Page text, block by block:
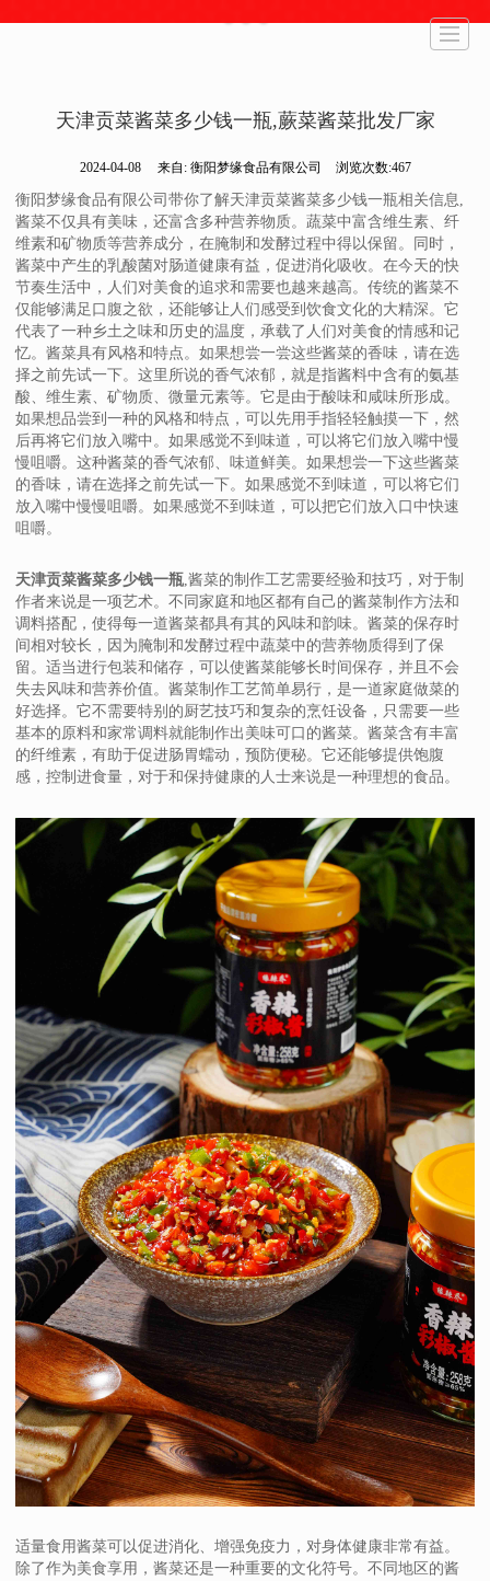
加入我们 在线商城 联系我们
天津贡菜酱菜多少钱一瓶,蕨菜酱菜批发厂家
2024-04-08 来自: 衡阳梦缘食品有限公司 浏览次数:467
衡阳梦缘食品有限公司带你了解天津贡菜酱菜多少钱一瓶相关信息,
酱菜不仅具有美味，还富含多种营养物质。蔬菜中富含维生素、纤
维素和矿物质等营养成分，在腌制和发酵过程中得以保留。同时，
酱菜中产生的乳酸菌对肠道健康有益，促进消化吸收。在今天的快
节奏生活中，人们对美食的追求和需要也越来越高。传统的酱菜不
仅能够满足口腹之欲，还能够让人们感受到饮食文化的大精深。它
代表了一种乡土之味和历史的温度，承载了人们对美食的情感和记
忆。酱菜具有风格和特点。如果想尝一尝这些酱菜的香味，请在选
择之前先试一下。这里所说的香气浓郁，就是指酱料中含有的氨基
酸、维生素、矿物质、微量元素等。它是由于酸味和咸味所形成。
如果想品尝到一种的风格和特点，可以先用手指轻轻触摸一下，然
后再将它们放入嘴中。如果感觉不到味道，可以将它们放入嘴中慢
慢咀嚼。这种酱菜的香气浓郁、味道鲜美。如果想尝一下这些酱菜
的香味，请在选择之前先试一下。如果感觉不到味道，可以将它们
放入嘴中慢慢咀嚼。如果感觉不到味道，可以把它们放入口中快速
咀嚼。
天津贡菜酱菜多少钱一瓶 ,酱菜的制作工艺需要经验和技巧，对于制
作者来说是一项艺术。不同家庭和地区都有自己的酱菜制作方法和
调料搭配，使得每一道酱菜都具有其的风味和韵味。酱菜的保存时
间相对较长，因为腌制和发酵过程中蔬菜中的营养物质得到了保
留。适当进行包装和储存，可以使酱菜能够长时间保存，并且不会
失去风味和营养价值。酱菜制作工艺简单易行，是一道家庭做菜的
好选择。它不需要特别的厨艺技巧和复杂的烹饪设备，只需要一些
基本的原料和家常调料就能制作出美味可口的酱菜。酱菜含有丰富
的纤维素，有助于促进肠胃蠕动，预防便秘。它还能够提供饱腹
感，控制进食量，对于和保持健康的人士来说是一种理想的食品。
适量食用酱菜可以促进消化、增强免疫力，对身体健康非常有益。
除了作为美食享用，酱菜还是一种重要的文化符号。不同地区的酱